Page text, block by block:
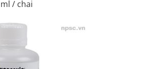
/ chai